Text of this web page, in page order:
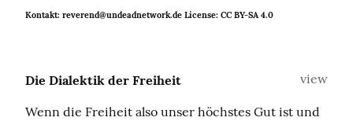
Kontakt: reverend@undeadnetwork.de License: CC BY-SA 4.0
view
Die Dialektik der Freiheit
Wenn die Freiheit also unser höchstes Gut ist und